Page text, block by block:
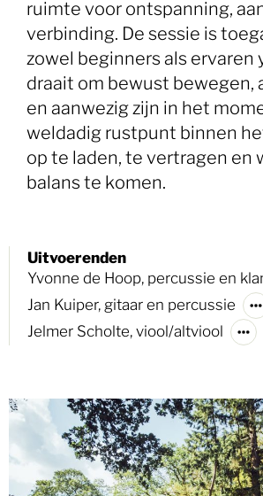
ruimte voor ontspanning,
verbinding. De sessie is
zowel beginners als ervaren
draait om bewust bewegen,
en aanwezig zijn in het
weldadig rustpunt binnen
op te laden, te vertragen en
balans te komen.
Uitvoerenden
Yvonne de Hoop, percussie en
Jan Kuiper, gitaar en percussie
Jelmer Scholte, viool/altviool